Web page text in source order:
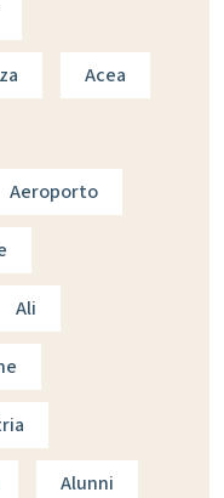
Acea
Aeroporto
Ali
Alunni